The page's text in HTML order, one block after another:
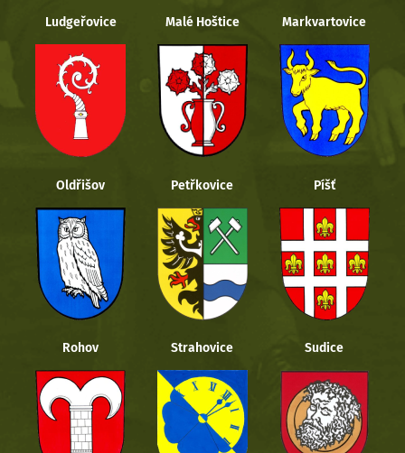
Ludgeřovice Malé Hoštice Markvartovice
Oldřišov Petřkovice Píšť
Rohov Strahovice Sudice